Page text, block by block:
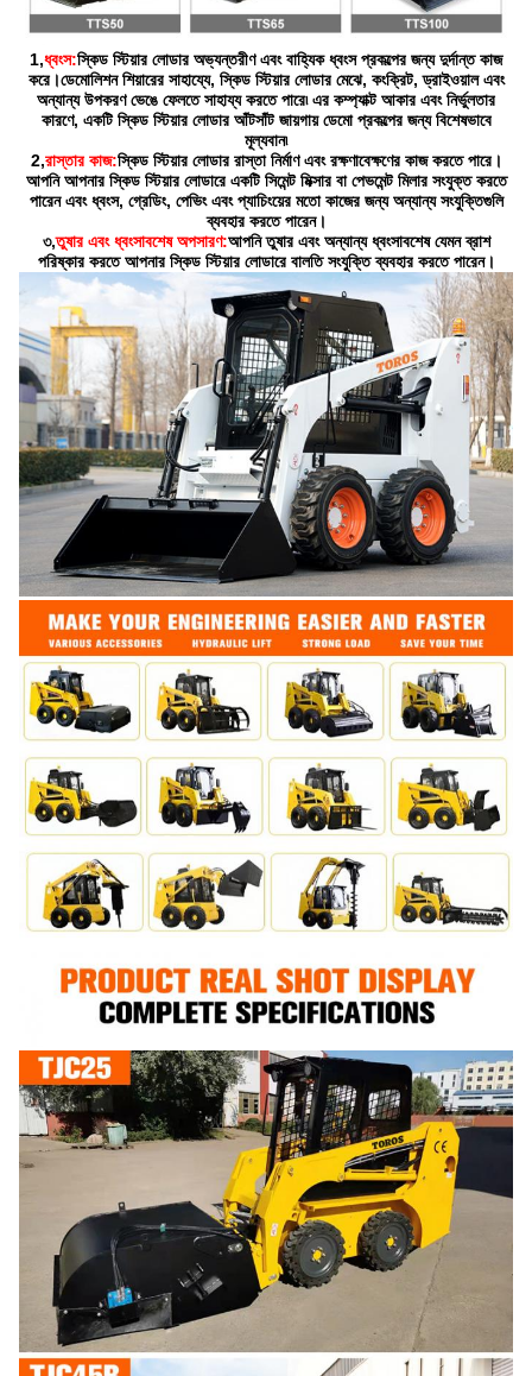
1,ধ্বংস:স্কিড স্টিয়ার লোডার অভ্যন্তরীণ এবং বাহ্যিক ধ্বংস প্রকল্পের জন্য দুর্দান্ত কাজ
করে।ডেমোলিশন শিয়ারের সাহায্যে, স্কিড স্টিয়ার লোডার মেঝে, কংক্রিট, ড্রাইওয়াল এবং
অন্যান্য উপকরণ ভেঙে ফেলতে সাহায্য করতে পারে৷ এর কম্প্যাক্ট আকার এবং নির্ভুলতার
কারণে, একটি স্কিড স্টিয়ার লোডার আঁটসাঁট জায়গায় ডেমো প্রকল্পের জন্য বিশেষভাবে
মূল্যবান৷
2,রাস্তার কাজ:স্কিড স্টিয়ার লোডার রাস্তা নির্মাণ এবং রক্ষণাবেক্ষণের কাজ করতে পারে।
আপনি আপনার স্কিড স্টিয়ার লোডারে একটি সিমেন্ট মিক্সার বা পেভমেন্ট মিলার সংযুক্ত করতে
পারেন এবং ধ্বংস, গ্রেডিং, পেভিং এবং প্যাচিংয়ের মতো কাজের জন্য অন্যান্য সংযুক্তিগুলি
ব্যবহার করতে পারেন।
৩,তুষার এবং ধ্বংসাবশেষ অপসারণ:আপনি তুষার এবং অন্যান্য ধ্বংসাবশেষ যেমন ব্রাশ
পরিষ্কার করতে আপনার স্কিড স্টিয়ার লোডারে বালতি সংযুক্তি ব্যবহার করতে পারেন।